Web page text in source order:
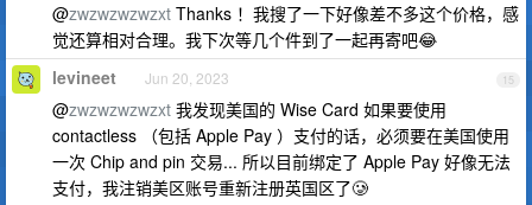
@zwzwzwzwzxt Thanks ！我搜了一下好像差不多这个价格，感
觉还算相对合理。我下次等几个件到了一起再寄吧😂
15
levineet Jun 20, 2023
@zwzwzwzwzxt 我发现美国的 Wise Card 如果要使用
contactless （包括 Apple Pay ）支付的话，必须要在美国使用
一次 Chip and pin 交易... 所以目前绑定了 Apple Pay 好像无法
支付，我注销美区账号重新注册英国区了🥲